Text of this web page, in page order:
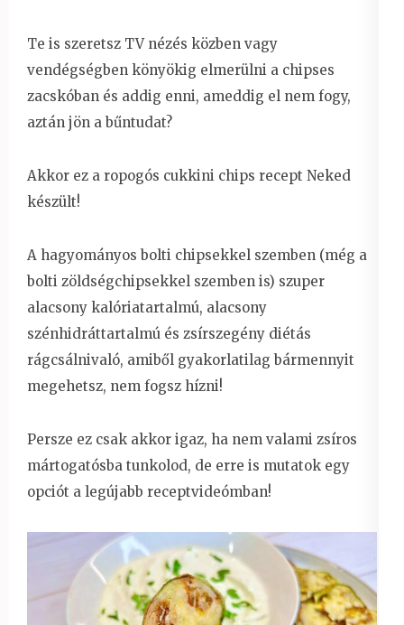
Te is szeretsz TV nézés közben vagy
vendégségben könyökig elmerülni a chipses
zacskóban és addig enni, ameddig el nem fogy,
aztán jön a bűntudat?
Akkor ez a ropogós cukkini chips recept Neked
készült!
A hagyományos bolti chipsekkel szemben (még a
bolti zöldségchipsekkel szemben is) szuper
alacsony kalóriatartalmú, alacsony
szénhidráttartalmú és zsírszegény diétás
rágcsálnivaló, amiből gyakorlatilag bármennyit
megehetsz, nem fogsz hízni!
Persze ez csak akkor igaz, ha nem valami zsíros
mártogatósba tunkolod, de erre is mutatok egy
opciót a legújabb receptvideómban!